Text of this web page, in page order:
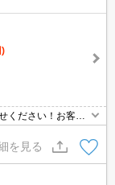
)
ください！お客様
！お引越しのプロ
を見る